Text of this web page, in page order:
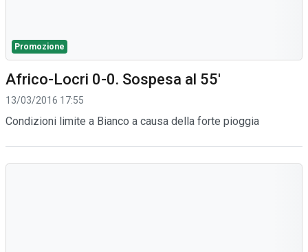
Promozione
Africo-Locri 0-0. Sospesa al 55'
13/03/2016 17:55
Condizioni limite a Bianco a causa della forte pioggia